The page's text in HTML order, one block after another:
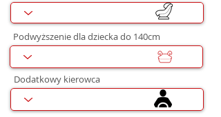
Podwyższenie dla dziecka do 140cm
Dodatkowy kierowca